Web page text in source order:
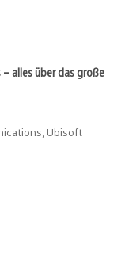
– alles über das große
Ubisoft